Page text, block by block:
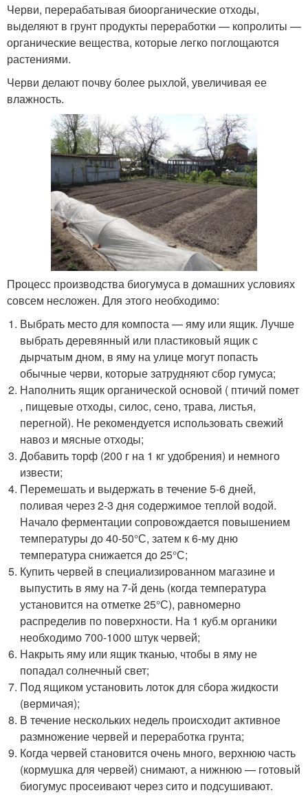
Черви, перерабатывая биоорганические отходы,
выделяют в грунт продукты переработки — копролиты —
органические вещества, которые легко поглощаются
растениями.
Черви делают почву более рыхлой, увеличивая ее
влажность.
Процесс производства биогумуса в домашних условиях
совсем несложен. Для этого необходимо:
Выбрать место для компоста — яму или ящик. Лучше
выбрать деревянный или пластиковый ящик с
дырчатым дном, в яму на улице могут попасть
обычные черви, которые затрудняют сбор гумуса;
Наполнить ящик органической основой ( птичий помет
, пищевые отходы, силос, сено, трава, листья,
перегной). Не рекомендуется использовать свежий
навоз и мясные отходы;
Добавить торф (200 г на 1 кг удобрения) и немного
извести;
Перемешать и выдержать в течение 5-6 дней,
поливая через 2-3 дня содержимое теплой водой.
Начало ферментации сопровождается повышением
температуры до 40-50°С, затем к 6-му дню
температура снижается до 25°С;
Купить червей в специализированном магазине и
выпустить в яму на 7-й день (когда температура
установится на отметке 25°С), равномерно
распределив по поверхности. На 1 куб.м органики
необходимо 700-1000 штук червей;
Накрыть яму или ящик тканью, чтобы в яму не
попадал солнечный свет;
Под ящиком установить лоток для сбора жидкости
(вермичая);
В течение нескольких недель происходит активное
размножение червей и переработка грунта;
Когда червей становится очень много, верхнюю часть
(кормушка для червей) снимают, а нижнюю — готовый
биогумус просеивают через сито и подсушивают.